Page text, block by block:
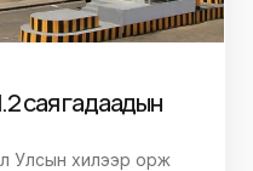
сая гадаадын
Улсын хилээр орж